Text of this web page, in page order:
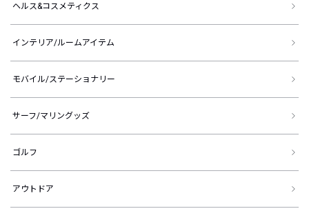
ヘルス&コスメティクス
インテリア/ルームアイテム
モバイル/ステーショナリー
サーフ/マリングッズ
ゴルフ
アウトドア